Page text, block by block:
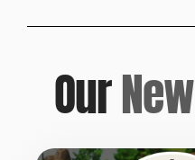
OurNew